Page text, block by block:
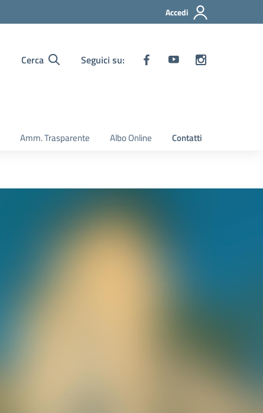
Accedi
Cerca Seguici su:
Amm. Trasparente Albo Online Contatti